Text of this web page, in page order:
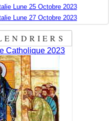
Lune 25 Octobre 2023
Lune 27 Octobre 2023
Catholique 2023